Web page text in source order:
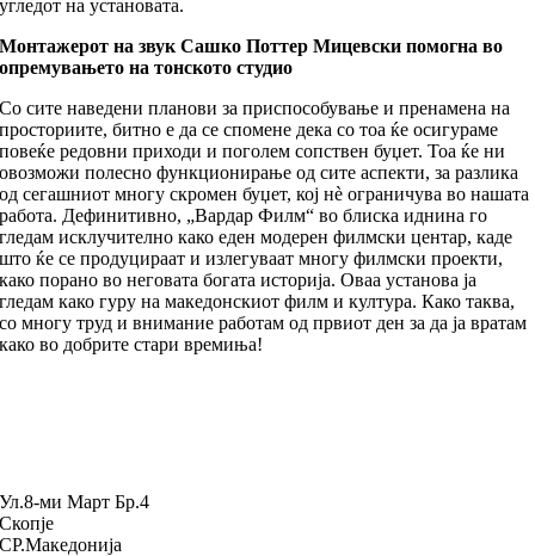
угледот на установата.
Монтажерот на звук Сашко Поттер Мицевски помогна во
опремувањето на тонското студио
Со сите наведени планови за приспособување и пренамена на
просториите, битно е да се спомене дека со тоа ќе осигураме
повеќе редовни приходи и поголем сопствен буџет. Тоа ќе ни
овозможи полесно функционирање од сите аспекти, за разлика
од сегашниот многу скромен буџет, кој нè ограничува во нашата
работа. Дефинитивно, „Вардар Филм“ во блиска иднина го
гледам исклучително како еден модерен филмски центар, каде
што ќе се продуцираат и излегуваат многу филмски проекти,
како порано во неговата богата историја. Оваа установа ја
гледам како гуру на македонскиот филм и култура. Како таква,
со многу труд и внимание работам од првиот ден за да ја вратам
како во добрите стари времиња!
Ул.8-ми Март Бр.4
Скопје
СР.Македонија